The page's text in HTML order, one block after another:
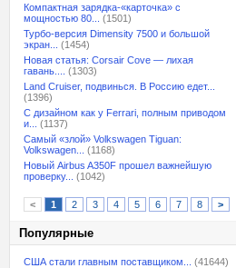
Компактная зарядка-«карточка» с
мощностью 80...
(1501)
Турбо-версия Dimensity 7500 и большой
экран...
(1454)
Новая статья: Corsair Cove — лихая
гавань....
(1303)
Land Cruiser, подвинься. В Россию едет...
(1396)
С дизайном как у Ferrari, полным приводом
и...
(1137)
Самый «злой» Volkswagen Tiguan:
Volkswagen...
(1168)
Новый Airbus A350F прошел важнейшую
проверку...
(1042)
< 1 2 3 4 5 6 7 8 >
Популярные
США стали главным поставщиком...
(41644)